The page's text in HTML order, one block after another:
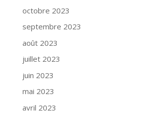
octobre 2023
septembre 2023
août 2023
juillet 2023
juin 2023
mai 2023
avril 2023